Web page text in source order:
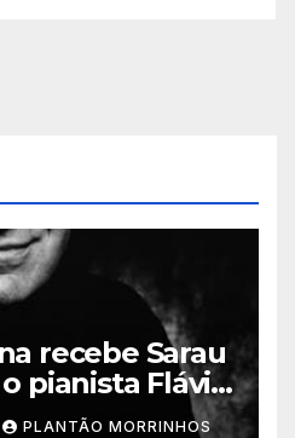
recebe Sarau
pianista Flávio
feira
PLANTÃO MORRINHOS